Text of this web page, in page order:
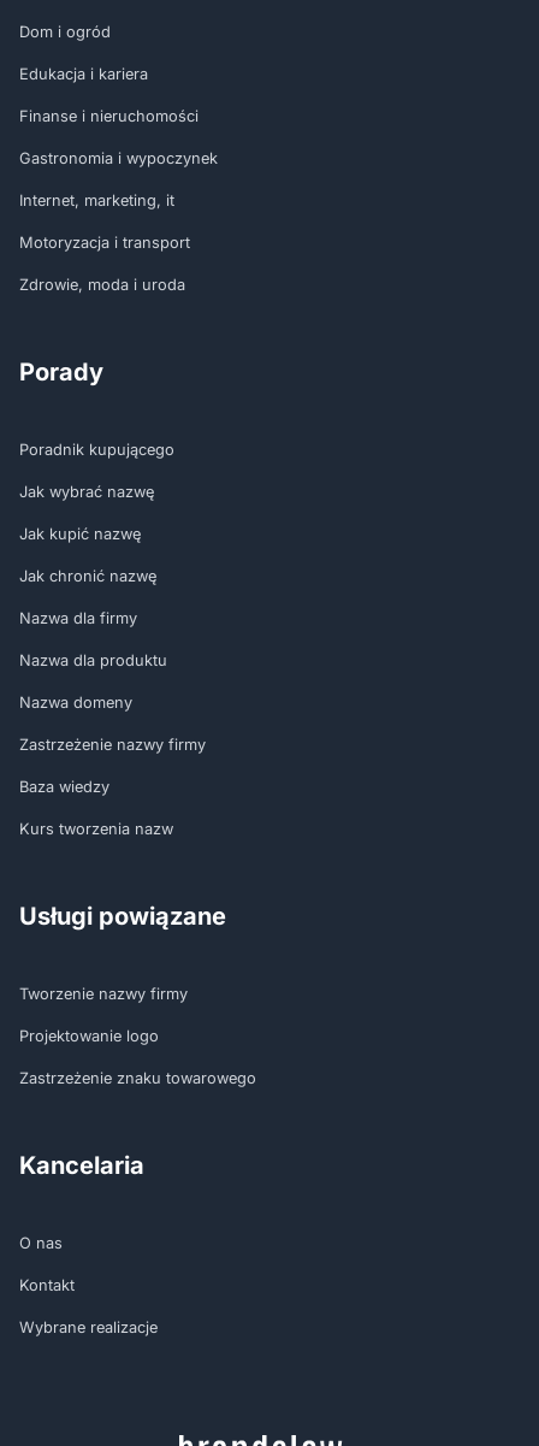
Dom i ogród
Edukacja i kariera
Finanse i nieruchomości
Gastronomia i wypoczynek
Internet, marketing, it
Motoryzacja i transport
Zdrowie, moda i uroda
Porady
Poradnik kupującego
Jak wybrać nazwę
Jak kupić nazwę
Jak chronić nazwę
Nazwa dla firmy
Nazwa dla produktu
Nazwa domeny
Zastrzeżenie nazwy firmy
Baza wiedzy
Kurs tworzenia nazw
Usługi powiązane
Tworzenie nazwy firmy
Projektowanie logo
Zastrzeżenie znaku towarowego
Kancelaria
O nas
Kontakt
Wybrane realizacje